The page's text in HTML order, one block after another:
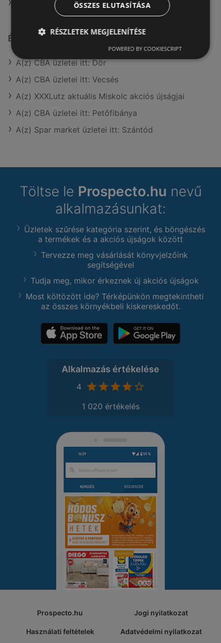
A(z) Gyöngy Patikak ajánlatai
Érdeklődésre számot tartó elemek itt:
A(z) CBA üzletei itt: Dör
A(z) CBA üzletei itt: Vecsés
A(z) XXXLutz aktuális Miskolc akciós újságjai
A(z) CBA üzletei itt: Petőfibánya
A(z) Spar market üzletei itt: Szántód
Töltse le Prospecto.hu nevű
alkalmazásunkat:
Üzletek szűrése kategória szerint, és böngészés
a termékek és a akciós újságok között
Tervezze meg vásárlását könyvjelzőink
segítségével
Tudja meg, mikor érkeznek új akciós újságok
Most költözött ide? Térképünkön megtekintheti
az összes környékbeli kiskereskedőt.
Alkalmazás értékelése
4
1 020 értékelés
Prospecto.hu Jogi nyilatkozat
Használati feltételek Adatvédelmi nyilatkozat
ÖSSZES ELUTASÍTÁSA
RÉSZLETEK MEGJELENÍTÉSE
POWERED BY COOKIESCRIPT